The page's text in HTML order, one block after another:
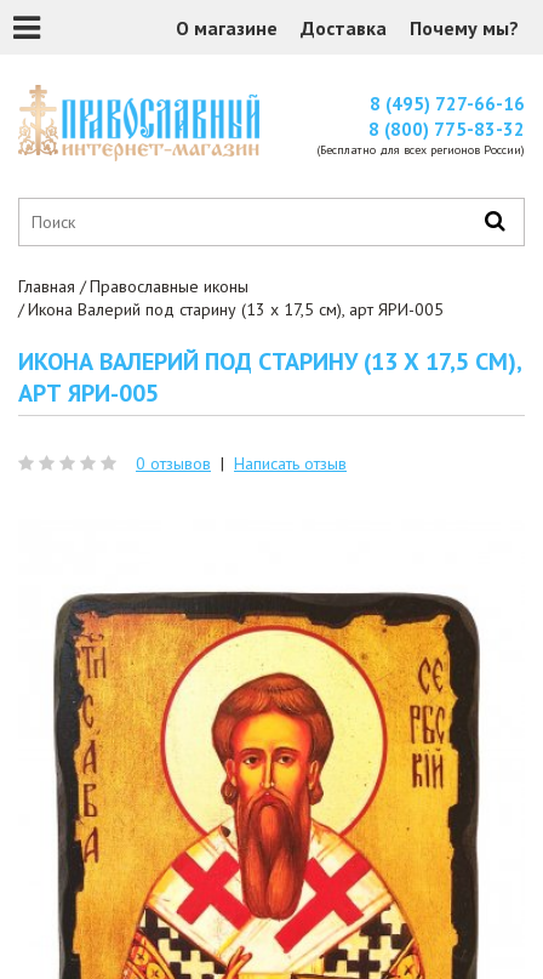
О магазине Доставка Почему мы?
8 (495) 727-66-16
8 (800) 775-83-32
(Бесплатно для всех регионов России)
Главная
Православные иконы
Икона Валерий под старину (13 х 17,5 см), арт ЯРИ-005
ИКОНА ВАЛЕРИЙ ПОД СТАРИНУ (13 Х 17,5 СМ),
АРТ ЯРИ-005
0 отзывов | Написать отзыв